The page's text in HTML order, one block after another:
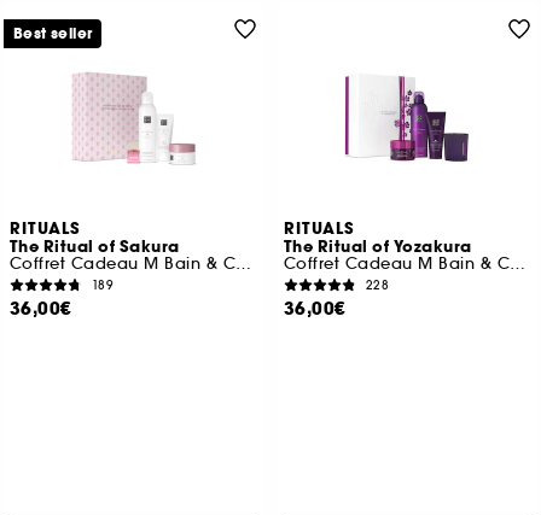
RITUALS
The Ritual of Sakura
Coffret Cadeau M Bain & Corps
189
36,00€
Best seller
RITUALS
The Ritual of Yozakura
Coffret Cadeau M Bain & Corps
228
36,00€